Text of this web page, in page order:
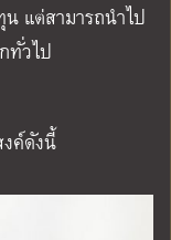
แต่สามารถนำไป
ทั่วไป
ค์ดังนี้